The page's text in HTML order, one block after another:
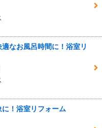
なお風呂時間に！浴室リ
！浴室リフォーム